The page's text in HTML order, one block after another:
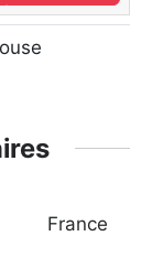
France